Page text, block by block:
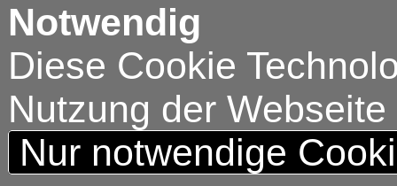
Notwendig
Diese Cookie
Nutzung der
Nur notwendige